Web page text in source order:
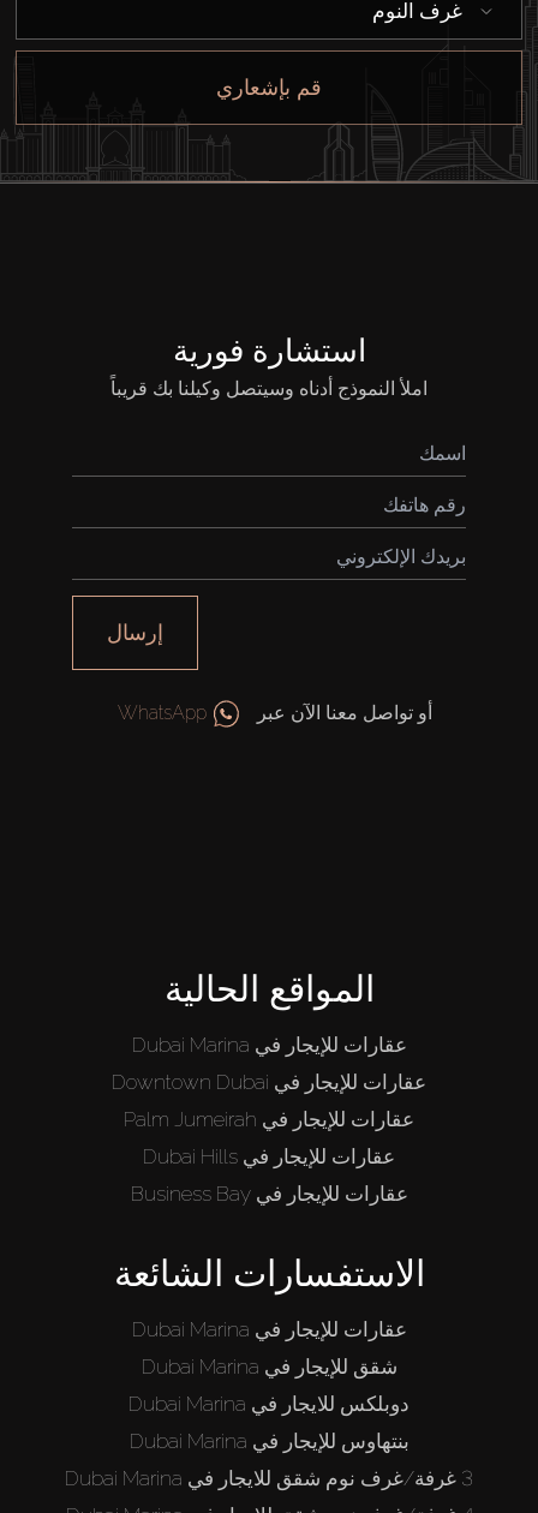
غرف النوم
قم بإشعاري
استشارة فورية
املأ النموذج أدناه وسيتصل وكيلنا بك قريباً
إرسال
أو تواصل معنا الآن عبر WhatsApp
المواقع الحالية
عقارات للإيجار في Dubai Marina
عقارات للإيجار في Downtown Dubai
عقارات للإيجار في Palm Jumeirah
عقارات للإيجار في Dubai Hills
عقارات للإيجار في Business Bay
الاستفسارات الشائعة
عقارات للإيجار في Dubai Marina
شقق للإيجار في Dubai Marina
دوبلكس للايجار في Dubai Marina
بنتهاوس للإيجار في Dubai Marina
3 غرفة/غرف نوم شقق للايجار في Dubai Marina